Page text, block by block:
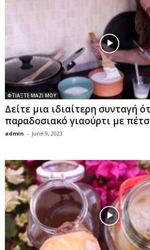
ΦΤΙΑΞΤΕ ΜΑΖΙ ΜΟΥ
Δείτε μια ιδιαίτερη συνταγή
παραδοσιακό γιαούρτι με
admin - June 9, 2023